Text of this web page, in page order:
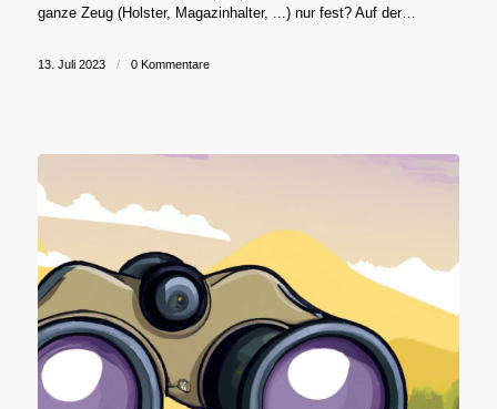
ganze Zeug (Holster, Magazinhalter, ...) nur fest? Auf der…
13. Juli 2023 / 0 Kommentare